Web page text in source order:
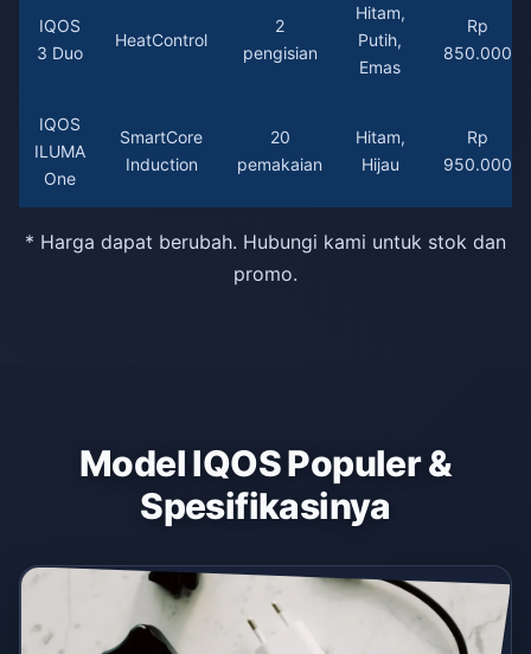
IQOS
3 Duo
HeatControl
2
pengisian
Hitam,
Putih,
Emas
Rp
850.000
IQOS
ILUMA
One
SmartCore
Induction
20
pemakaian
Hitam,
Hijau
Rp
950.000
* Harga dapat berubah. Hubungi kami untuk stok dan
promo.
Model IQOS Populer &
Spesifikasinya